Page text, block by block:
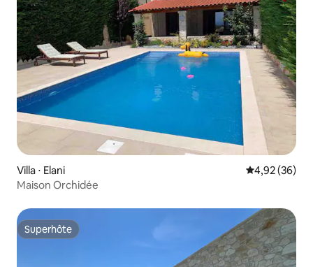
Villa ⋅ Elani Évaluation
4,92 (36)
Maison Orchidée
Superhôte
Superhôte